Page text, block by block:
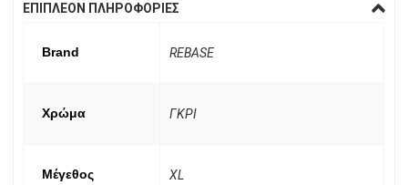
ΕΠΙΠΛΈΟΝ ΠΛΗΡΟΦΟΡΊΕΣ
Brand REBASE
Χρώμα ΓΚΡΙ
Μέγεθος XL